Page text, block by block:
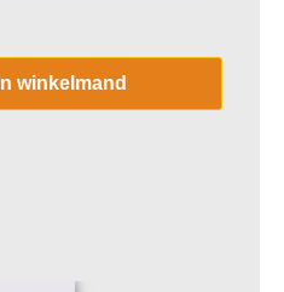
In winkelmand